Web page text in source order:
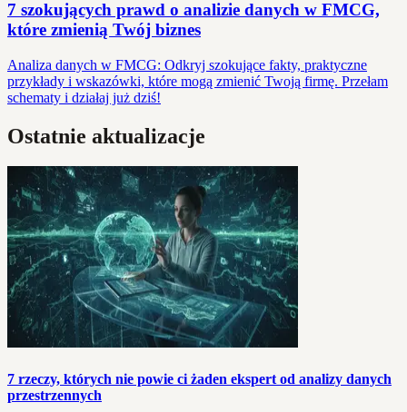
7 szokujących prawd o analizie danych w FMCG,
które zmienią Twój biznes
Analiza danych w FMCG: Odkryj szokujące fakty, praktyczne
przykłady i wskazówki, które mogą zmienić Twoją firmę. Przełam
schematy i działaj już dziś!
Ostatnie aktualizacje
7 rzeczy, których nie powie ci żaden ekspert od analizy danych
przestrzennych